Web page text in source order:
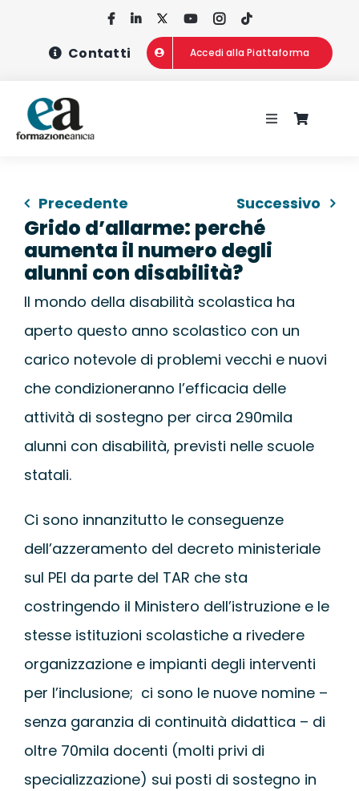
Contatti Accedi alla Piattaforma
Toggle
CHI SIAMO
UNIVERSITÀ
SERVIZI PER
NEWS
Precedente Successivo
Grido d’allarme: perché
aumenta il numero degli
alunni con disabilità?
Il mondo della disabilità scolastica ha
aperto questo anno scolastico con un
carico notevole di problemi vecchi e nuovi
che condizioneranno l’efficacia delle
attività di sostegno per circa 290mila
alunni con disabilità, previsti nelle scuole
statali.
Ci sono innanzitutto le conseguenze
dell’azzeramento del decreto ministeriale
sul PEI da parte del TAR che sta
costringendo il Ministero dell’istruzione e le
stesse istituzioni scolastiche a rivedere
organizzazione e impianti degli interventi
per l’inclusione; ci sono le nuove nomine –
senza garanzia di continuità didattica – di
oltre 70mila docenti (molti privi di
specializzazione) sui posti di sostegno in